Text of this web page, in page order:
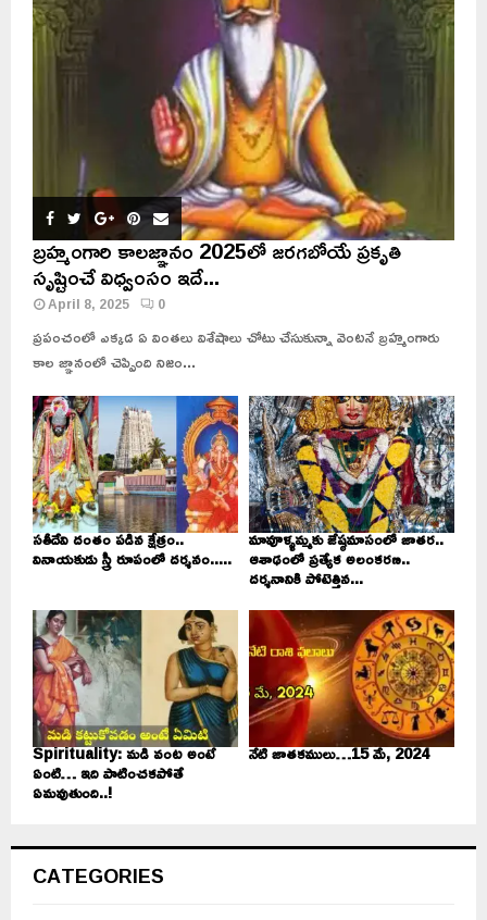
బ్రహ్మంగారి కాలజ్ఞానం 2025లో జరగబోయే ప్రకృతి
సృష్టించే విధ్వంసం ఇదే...
April 8, 2025 0
ప్రపంచంలో ఎక్కడ ఏ వింతలు విశేషాలు చోటు చేసుకున్నా వెంటనే బ్రహ్మంగారు
కాల జ్ఞానంలో చెప్పింది నిజం...
సతీదేవి దంతం పడిన క్షేత్రం..
వినాయకుడు స్త్రీ రూపంలో దర్శనం.....
మావూళ్ళమ్మకు జేష్ఠమాసంలో జాతర..
ఆశాఢంలో ప్రత్యేక అలంకరణ..
దర్శనానికి పోటెత్తిన...
Spirituality: మడి వంట అంటే
ఏంటి… ఇది పాటించకపోతే
ఏమవుతుంది..!
నేటి జాతకములు…15 మే, 2024
CATEGORIES